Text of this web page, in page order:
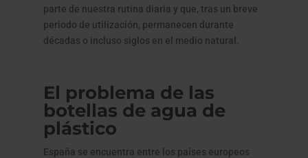
parte de nuestra rutina diaria y que, tras un breve
periodo de utilización, permanecen durante
décadas o incluso siglos en el medio natural.
El problema de las
botellas de agua de
plástico
España se encuentra entre los países europeos